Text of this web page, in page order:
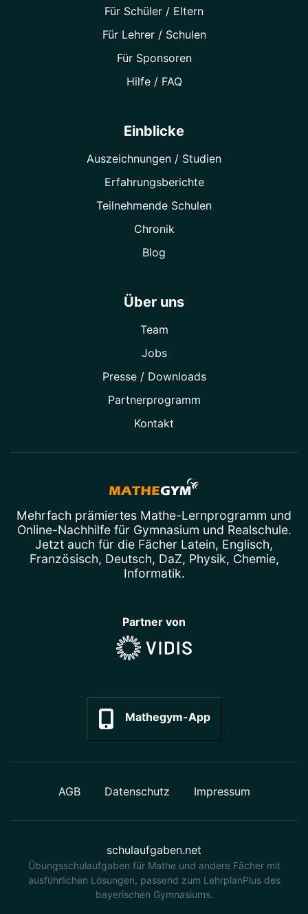
Für Schüler / Eltern
Für Lehrer / Schulen
Für Sponsoren
Hilfe / FAQ
Einblicke
Auszeichnungen / Studien
Erfahrungsberichte
Teilnehmende Schulen
Chronik
Blog
Über uns
Team
Jobs
Presse / Downloads
Partner­programm
Kontakt
Mehrfach prämiertes Mathe-Lernprogramm und
Online-Nachhilfefür Gymnasium und Realschule.
Jetzt auch für die Fächer Latein, Englisch,
Französisch, Deutsch, DaZ, Physik, Chemie,
Informatik.
Partner von
Mathegym-App
AGB Datenschutz Impressum
schulaufgaben.net
Übungsschulaufgaben für Mathe und andere Fächer mit
ausführlichen Lösungen, passend zum LehrplanPlus des
bayerischen Gymnasiums.